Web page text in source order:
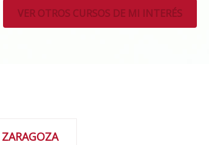
VER OTROS CURSOS DE MI INTERÉS